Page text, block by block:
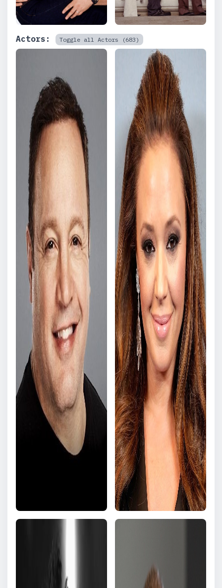
Actors: Toggle all Actors (683)